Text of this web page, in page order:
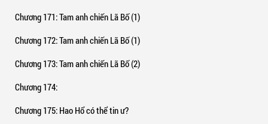
Chương 171: Tam anh chiến Lã Bố (1)
Chương 172: Tam anh chiến Lã Bố (1)
Chương 173: Tam anh chiến Lã Bố (2)
Chương 174:
Chương 175: Hao Hổ có thể tin ư?